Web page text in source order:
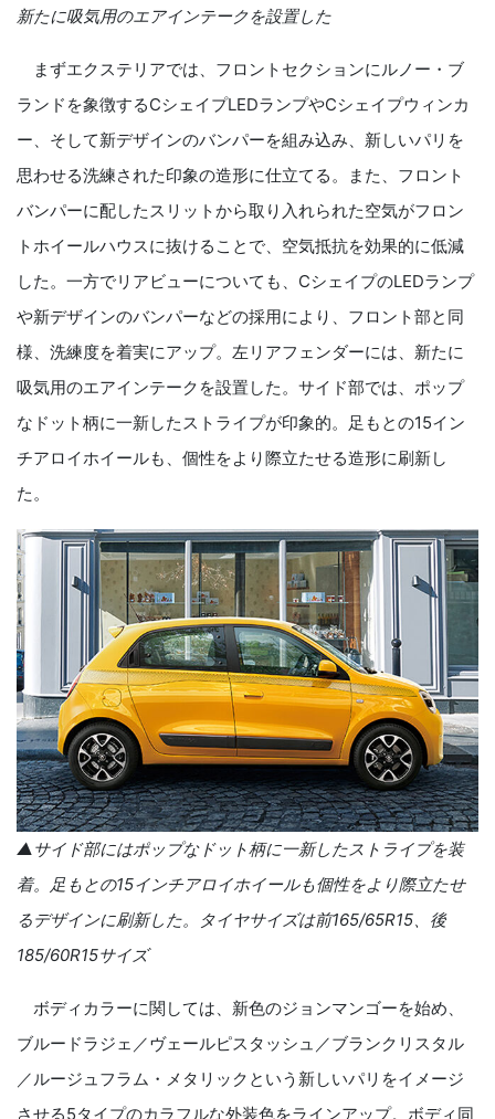
新たに吸気用のエアインテークを設置した
まずエクステリアでは、フロントセクションにルノー・ブ
ランドを象徴するCシェイプLEDランプやCシェイプウィンカ
ー、そして新デザインのバンパーを組み込み、新しいパリを
思わせる洗練された印象の造形に仕立てる。また、フロント
バンパーに配したスリットから取り入れられた空気がフロン
トホイールハウスに抜けることで、空気抵抗を効果的に低減
した。一方でリアビューについても、CシェイプのLEDランプ
や新デザインのバンパーなどの採用により、フロント部と同
様、洗練度を着実にアップ。左リアフェンダーには、新たに
吸気用のエアインテークを設置した。サイド部では、ポップ
なドット柄に一新したストライプが印象的。足もとの15イン
チアロイホイールも、個性をより際立たせる造形に刷新し
た。
▲サイド部にはポップなドット柄に一新したストライプを装
着。足もとの15インチアロイホイールも個性をより際立たせ
るデザインに刷新した。タイヤサイズは前165/65R15、後
185/60R15サイズ
ボディカラーに関しては、新色のジョンマンゴーを始め、
ブルードラジェ／ヴェールピスタッシュ／ブランクリスタル
／ルージュフラム・メタリックという新しいパリをイメージ
させる5タイプのカラフルな外装色をラインアップ。ボディ同